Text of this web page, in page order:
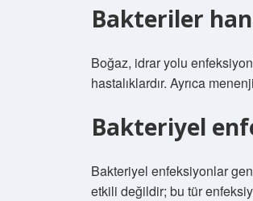
Bakteriler
Boğaz, idrar yolu
hastalıklardır. Ayrıca
Bakteriyel
Bakteriyel enfeksiyonlar
etkili değildir; bu tür